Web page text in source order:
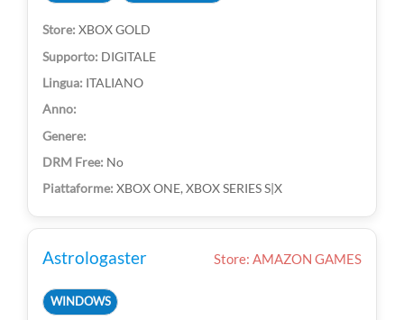
XBOX GOLD
DIGITALE
ITALIANO
No
XBOX ONE, XBOX SERIES S|X
Astrologaster Store: AMAZON GAMES
WINDOWS